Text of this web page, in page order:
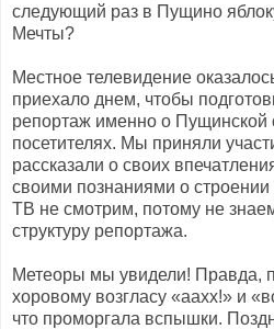
следующий раз в Пущино
Мечты?
Местное телевидение
приехало днем, чтобы
репортаж именно о Пущинской
посетителях. Мы приняли
рассказали о своих
своими познаниями о
ТВ не смотрим, потому не
структуру репортажа.
Метеоры мы увидели! Правда,
хоровому возгласу «аахх!» и
что проморгала вспышки.